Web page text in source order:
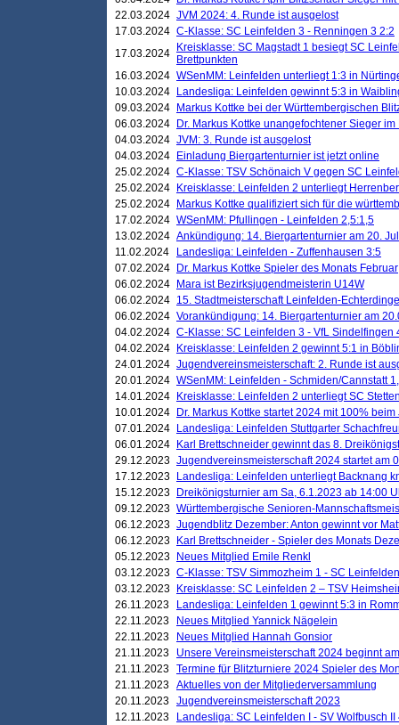
22.03.2024 JVM 2024: 4. Runde ist ausgelost
17.03.2024 C-Klasse: SC Leinfelden 3 - Renningen 3 2:2
17.03.2024
Kreisklasse: SC Magstadt 1 besiegt SC
Brettpunkten
16.03.2024 WSenMM: Leinfelden unterliegt 1:3 in
10.03.2024
Landesliga: Leinfelden gewinnt 5:3 in
09.03.2024
Markus Kottke bei der Württembergischen
06.03.2024
Dr. Markus Kottke unangefochtener Sieger
04.03.2024 JVM: 3. Runde ist ausgelost
04.03.2024
Einladung Biergartenturnier ist jetzt online
25.02.2024 C-Klasse: TSV Schönaich V gegen SC
25.02.2024
Kreisklasse: Leinfelden 2 unterliegt
25.02.2024
Markus Kottke qualifiziert sich für die
17.02.2024 WSenMM: Pfullingen - Leinfelden 2,5:1,5
13.02.2024 Ankündigung: 14. Biergartenturnier am 20.
11.02.2024
Landesliga: Leinfelden - Zuffenhausen 3:5
07.02.2024
Dr. Markus Kottke Spieler des Monats Februar
06.02.2024
Mara ist Bezirksjugendmeisterin U14W
06.02.2024 15. Stadtmeisterschaft Leinfelden-
06.02.2024 Vorankündigung: 14. Biergartenturnier am
04.02.2024 C-Klasse: SC Leinfelden 3 - VfL Sindelfingen
04.02.2024
Kreisklasse: Leinfelden 2 gewinnt 5:1 in
24.01.2024 Jugendvereinsmeisterschaft: 2. Runde ist
20.01.2024 WSenMM: Leinfelden - Schmiden/Cannstatt
14.01.2024
Kreisklasse: Leinfelden 2 unterliegt SC
10.01.2024
Dr. Markus Kottke startet 2024 mit 100%
07.01.2024
Landesliga: Leinfelden Stuttgarter
06.01.2024
Karl Brettschneider gewinnt das 8.
29.12.2023 Jugendvereinsmeisterschaft 2024 startet am
17.12.2023
Landesliga: Leinfelden unterliegt Backnang
15.12.2023
Dreikönigsturnier am Sa, 6.1.2023 ab 14:00
09.12.2023 Württembergische Senioren-
06.12.2023 Jugendblitz Dezember: Anton gewinnt vor
06.12.2023
Karl Brettschneider - Spieler des Monats
05.12.2023
Neues Mitglied Emile Renkl
03.12.2023 C-Klasse: TSV Simmozheim 1 - SC
03.12.2023
Kreisklasse: SC Leinfelden 2 – TSV
26.11.2023
Landesliga: Leinfelden 1 gewinnt 5:3 in
22.11.2023
Neues Mitglied Yannick Nägelein
22.11.2023
Neues Mitglied Hannah Gonsior
21.11.2023
Unsere Vereinsmeisterschaft 2024 beginnt
21.11.2023 Termine für Blitzturniere 2024 Spieler des
21.11.2023 Aktuelles von der Mitgliederversammlung
20.11.2023 Jugendvereinsmeisterschaft 2023
12.11.2023
Landesliga: SC Leinfelden I - SV Wolfbusch II